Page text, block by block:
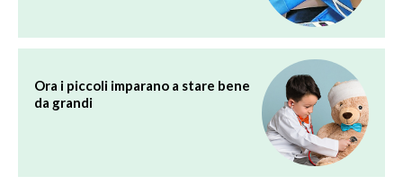
Ora i piccoli imparano a stare bene
da grandi